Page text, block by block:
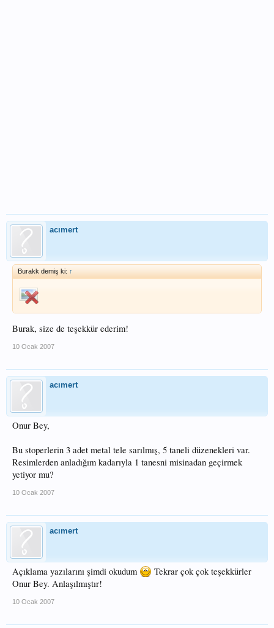
acımert
Burakk demiş ki: ↑
Burak, size de teşekkür ederim!
10 Ocak 2007
acımert
Onur Bey,
Bu stoperlerin 3 adet metal tele sarılmış, 5 taneli düzenekleri var.
Resimlerden anladığım kadarıyla 1 tanesni misinadan geçirmek
yetiyor mu?
10 Ocak 2007
acımert
Açıklama yazılarını şimdi okudum
Tekrar çok çok teşekkürler
Onur Bey. Anlaşılmıştır!
10 Ocak 2007